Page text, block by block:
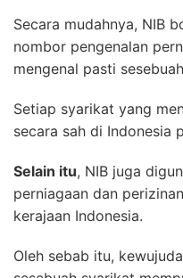
Secara mudahnya, NIB
nombor pengenalan
mengenal pasti
Setiap syarikat yang
secara sah di Indonesia
Selain itu, NIB juga
perniagaan dan
kerajaan Indonesia.
Oleh sebab itu,